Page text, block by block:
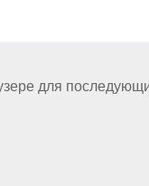
для